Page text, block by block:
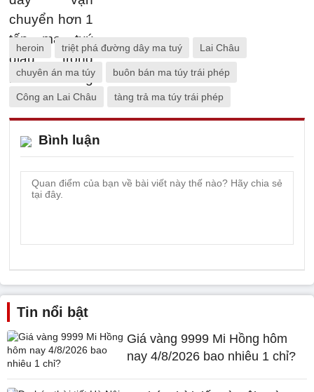
heroin triệt phá đường dây ma tuý Lai Châu
chuyên án ma túy buôn bán ma túy trái phép
Công an Lai Châu tàng trả ma túy trái phép
Bình luận
Tin nổi bật
Giá vàng 9999 Mi Hồng hôm
nay 4/8/2026 bao nhiêu 1 chỉ?